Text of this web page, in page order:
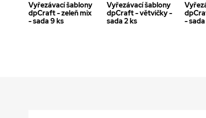
Vyřezávací šablony
dpCraft - zeleň mix
- sada 9 ks
Vyřezávací šablony
dpCraft - větvičky -
sada 2 ks
-